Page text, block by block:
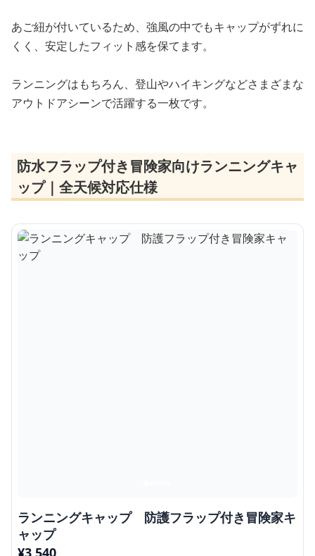
あご紐が付いているため、強風の中でもキャップがずれに
くく、安定したフィット感を保てます。
ランニングはもちろん、登山やハイキングなどさまざまな
アウトドアシーンで活躍する一枚です。
防水フラップ付き冒険家向けランニングキャ
ップ｜全天候対応仕様
ランニングキャップ 防護フラップ付き冒険家キ
ャップ
¥3,540